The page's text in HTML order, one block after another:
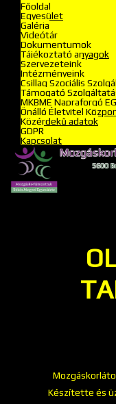
Főoldal
Egyesület
Galéria
Videótár
Dokumentumok
Tájékoztató anyagok
Szervezeteink
Intézményeink
Csillag Szociális
Támogató
MKBME Napraforgó
Önálló Életvitel
Közérdekű adatok
GDPR
Kapcsolat
Készítette és